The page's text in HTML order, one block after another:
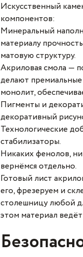
Искусственный
компонентов:
Минеральный
материалу
матовую структуру.
Акриловая смола —
делают
монолит,
Пигменты и
декоративный
Технологические
стабилизаторы.
Никаких фенолов,
вернёмся отдельно.
Готовый лист
его, фрезеруем и
столешницу любой
этом материал